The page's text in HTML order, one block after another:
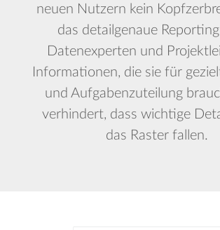
neuen Nutzern kein
das detailgenaue
Datenexperten und
Informationen, die sie für
und Aufgabenzuteilung
verhindert, dass wichtige
das Raster fallen.